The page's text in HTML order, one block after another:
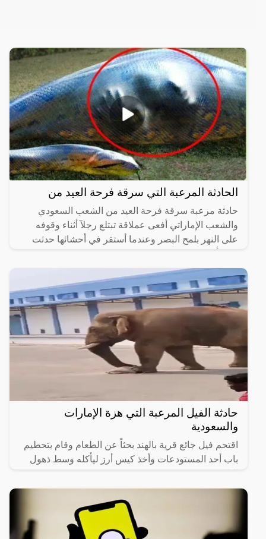
الحادثة المرعبة التي سرقة فرحة العيد من
حادثة مرعبة سرقة فرحة العيد من الشعب السعودي
والشعب الإماراتي أفعى عملاقة تبتلع رجلآ أثناء وقوفه
على النهر بلمح البصر وعندما أستقر في أحشائها حدثت
حادثة الفيل المرعبة التي هزة الإمارات
والسعودية
اقتحم فيل جائع قرية بالهند بحثاً عن الطعام وقام بتحطيم
باب أحد المستودعات وأخذ كيس أرز ليأكله وسط ذهول